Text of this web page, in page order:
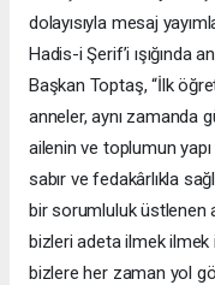
dolayısıyla mesaj
Hadis-i Şerif’i ışığında
Başkan Toptaş, “İlk
anneler, aynı zamanda
ailenin ve toplumun
sabır ve fedakârlıkla
bir sorumluluk üstlenen
bizleri adeta ilmek ilmek
bizlere her zaman yol